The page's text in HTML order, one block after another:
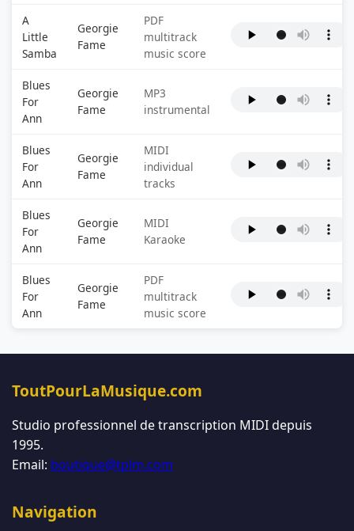
A
Little
Samba
Georgie
Fame
PDF
multitrack
music score
Blues
For
Ann
Georgie
Fame
MP3
instrumental
Blues
For
Ann
Georgie
Fame
MIDI
individual
tracks
Blues
For
Ann
Georgie
Fame
MIDI
Karaoke
Blues
For
Ann
Georgie
Fame
PDF
multitrack
music score
ToutPourLaMusique.com
Studio professionnel de transcription MIDI depuis
1995.
Email: boutique@tplm.com
Navigation